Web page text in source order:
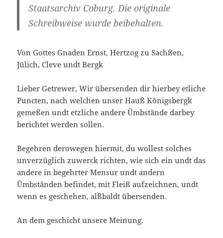
Staatsarchiv Coburg. Die originale
Schreibweise wurde beibehalten.
Von Gottes Gnaden Ernst, Hertzog zu Sachßen,
Jülich, Cleve undt Bergk
Lieber Getrewer, Wir übersenden dir hierbey etliche
Puncten, nach welchen unser Hauß Königsbergk
gemeßen undt etzliche andere Ümbstände darbey
berichtet werden sollen.
Begehren derowegen hiermit, du wollest solches
unverzüglich zuwerck richten, wie sich ein undt das
andere in begehrter Mensur undt andern
Ümbständen befindet, mit Fleiß aufzeichnen, undt
wenn es geschehen, alßbaldt übersenden.
An dem geschicht unsere Meinung.